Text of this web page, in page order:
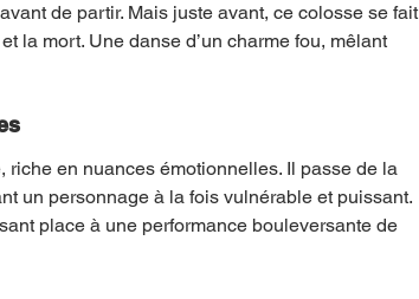
de partir. Mais juste avant, ce colosse se fait
la mort. Une danse d’un charme fou, mêlant
riche en nuances émotionnelles. Il passe de la
un personnage à la fois vulnérable et puissant.
place à une performance bouleversante de